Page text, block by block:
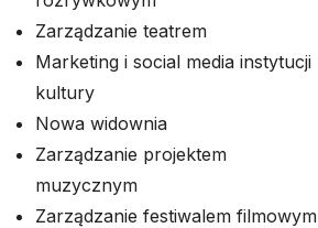
Zarządzanie teatrem
Marketing i social media instytucji
kultury
Nowa widownia
Zarządzanie projektem
muzycznym
Zarządzanie festiwalem filmowym